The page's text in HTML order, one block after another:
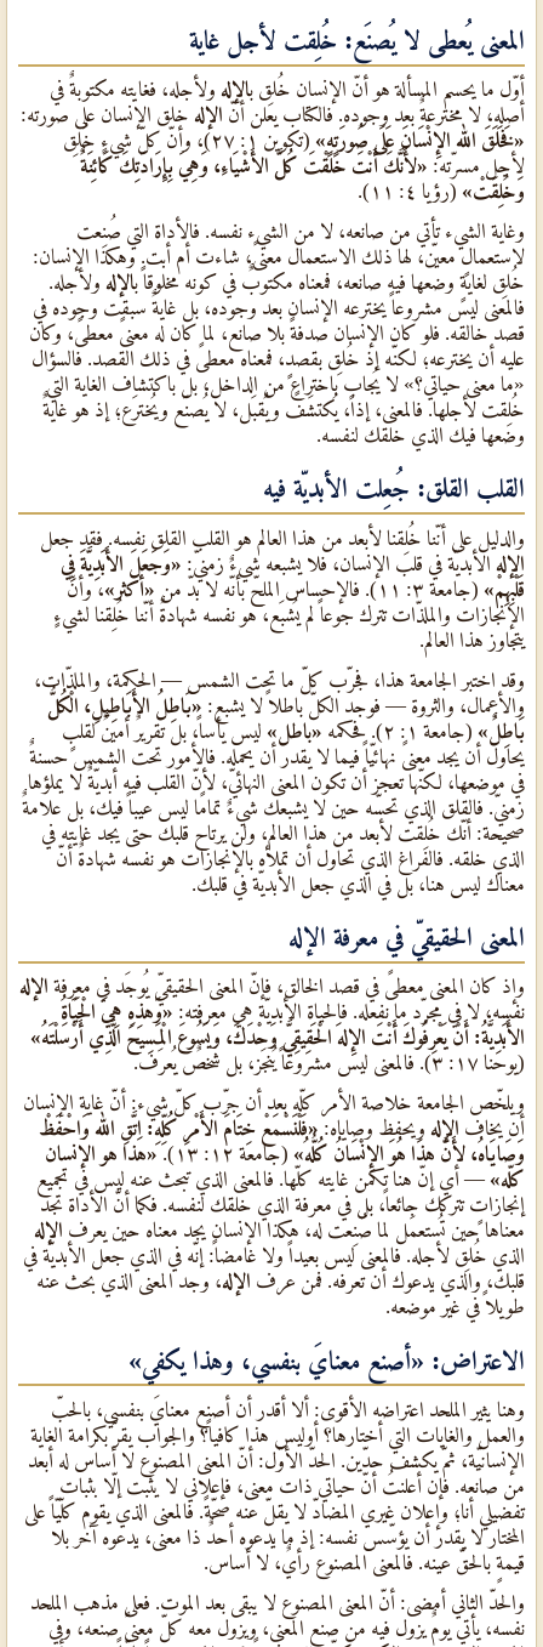
المعنى يُعطى لا يُصنَع: خُلِقت لأجل غاية
أوّل ما يحسم المسألة هو أنّ الإنسان خُلِق بالإله ولأجله، فغايته مكتوبةٌ في
أصله، لا مخترعةٌ بعد وجوده. فالكتاب يعلن أنّ الإله خلق الإنسان على صورته:
«فَخَلَقَ الله الإِنْسَانَ عَلَى صُورَتِهِ»
(تكوين ١: ٢٧)، وأنّ كلّ شيءٍ خُلِق
لأجل مسرّته: «لأَنَّكَ أَنْتَ خَلَقْتَ كُلَّ الأَشْيَاءِ، وَهِيَ بِإِرَادَتِكَ كَائِنَةٌ
وَخُلِقَتْ» (رؤيا ٤: ١١).
وغاية الشيء تأتي من صانعه، لا من الشيء نفسه. فالأداة التي صُنِعت
لاستعمالٍ معيّن، لها ذلك الاستعمال معنىً، شاءت أم أبت. وهكذا الإنسان:
خُلِق لغايةٍ وضعها فيه صانعه، فمعناه مكتوبٌ في كونه مخلوقاً بالإله ولأجله.
فالمعنى ليس مشروعاً يخترعه الإنسان بعد وجوده، بل غايةٌ سبقت وجوده في
قصد خالقه. فلو كان الإنسان صدفةً بلا صانع، لما كان له معنىً معطىً، وكان
عليه أن يخترعه؛ لكنّه إذ خُلِق بقصدٍ، فمعناه معطىً في ذلك القصد. فالسؤال
«ما معنى حياتي؟» لا يُجاب باختراعٍ من الداخل، بل باكتشاف الغاية التي
خُلِقت لأجلها. فالمعنى، إذاً، يُكتشَف ويُقبَل، لا يُصنَع ويُخترَع؛ إذ هو غايةٌ
وضعها فيك الذي خلقك لنفسه.
القلب القلق: جُعِلت الأبديّة فيه
والدليل على أنّنا خُلِقنا لأبعد من هذا العالم هو القلب القلق نفسه. فقد جعل
الإله الأبديّة في قلب الإنسان، فلا يشبعه شيءٌ زمنيّ: «وَجَعَلَ الأَبَدِيَّةَ فِي
قَلْبِهِمْ» (جامعة ٣: ١١). فالإحساس الملحّ بأنّه لا بدّ من «أكثر»، وأنّ
الإنجازات والملذّات تترك جوعاً لم يُشبَع، هو نفسه شهادةٌ أنّنا خُلِقنا لشيءٍ
يتجاوز هذا العالم.
وقد اختبر الجامعة هذا، فجرّب كلّ ما تحت الشمس — الحكمة، والملذّات،
والأعمال، والثروة — فوجد الكلّ باطلاً لا يشبع: «بَاطِلُ الأَبَاطِيلِ، الْكُلُّ
بَاطِلٌ» (جامعة ١: ٢). فحكمه «باطل» ليس يأساً، بل تقريرٌ أمينٌ لقلبٍ
يحاول أن يجد معنىً نهائيّاً فيما لا يقدر أن يحمله. فالأمور تحت الشمس حسنةٌ
في موضعها، لكنّها تعجز أن تكون المعنى النهائيّ، لأنّ القلب فيه أبديّةٌ لا يملؤها
زمنيّ. فالقلق الذي تحسّه حين لا يشبعك شيءٌ تمامًا ليس عيباً فيك، بل علامةٌ
صحيحة: أنّك خُلِقت لأبعد من هذا العالم، ولن يرتاح قلبك حتى يجد غايته في
الذي خلقه. فالفراغ الذي تحاول أن تملأه بالإنجازات هو نفسه شهادةٌ أنّ
معناك ليس هنا، بل في الذي جعل الأبديّة في قلبك.
المعنى الحقيقيّ في معرفة الإله
وإذ كان المعنى معطىً في قصد الخالق، فإنّ المعنى الحقيقيّ يُوجَد في معرفة الإله
نفسه، لا في مجرّد ما نفعله. فالحياة الأبديّة هي معرفته: «وَهذِهِ هِيَ الْحَيَاةُ
الأَبَدِيَّةُ: أَنْ يَعْرِفُوكَ أَنْتَ الإِلهَ الْحَقِيقِيَّ وَحْدَكَ، وَيَسُوعَ الْمَسِيحَ الَّذِي أَرْسَلْتَهُ»
(يوحنا ١٧: ٣). فالمعنى ليس مشروعاً يُنجَز، بل شخصٌ يُعرَف.
ويلخّص الجامعة خلاصة الأمر كلّه بعد أن جرّب كلّ شيء: أنّ غاية الإنسان
أن يخاف الإله ويحفظ وصاياه: «فَلْنَسْمَعْ خِتَامَ الأَمْرِ كُلِّهِ: اِتَّقِ الله وَاحْفَظْ
وَصَايَاهُ، لأَنَّ هذَا هُوَ الإِنْسَانُ كُلُّهُ» (جامعة ١٢: ١٣).
«هذا هو الإنسان
كلّه» — أي إنّ هنا تكمن غايته كلّها. فالمعنى الذي تبحث عنه ليس في تجميع
إنجازاتٍ تتركك جائعاً، بل في معرفة الذي خلقك لنفسه. فكما أنّ الأداة تجد
معناها حين تُستعمَل لما صُنِعت له، هكذا الإنسان يجد معناه حين يعرف الإله
الذي خُلِق لأجله. فالمعنى ليس بعيداً ولا غامضاً: إنّه في الذي جعل الأبديّة في
قلبك، والذي يدعوك أن تعرفه. فمن عرف الإله، وجد المعنى الذي بحث عنه
طويلاً في غير موضعه.
الاعتراض: «أصنع معنايَ بنفسي، وهذا يكفي»
وهنا يثير الملحد اعتراضه الأقوى: ألا أقدر أن أصنع معنايَ بنفسي، بالحبّ
والعمل والغايات التي أختارها؟ أوليس هذا كافياً؟ والجواب يقرّ بكرامة الغاية
الإنسانيّة، ثمّ يكشف حدّين. الحدّ الأوّل: أنّ المعنى المصنوع لا أساس له أبعد
من صانعه. فإن أعلنتُ أنّ حياتي ذات معنى، فإعلاني لا يثبت إلّا بثبات
تفضيلي أنا؛ وإعلان غيري المضادّ لا يقلّ عنه صحّةً. فالمعنى الذي يقوم كلّيّاً على
المختار لا يقدر أن يؤسّس نفسه: إذ ما يدعوه أحدٌ ذا معنى، يدعوه آخر بلا
قيمةٍ بالحقّ عينه. فالمعنى المصنوع رأيٌ، لا أساس.
والحدّ الثاني أمضى: أنّ المعنى المصنوع لا يبقى بعد الموت. فعلى مذهب الملحد
نفسه، يأتي يومٌ يزول فيه من صنع المعنى، ويزول معه كلّ معنىً صنعه، وفي